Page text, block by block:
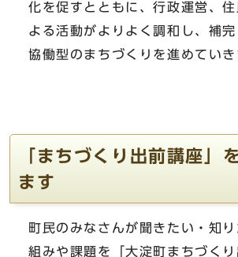
化を促すとともに、行政運営、
よる活動がよりよく調和し、補完
協働型のまちづくりを進めていき
「まちづくり出前講座」
ます
町民のみなさんが聞きたい・知
組みや課題を「大淀町まちづくり